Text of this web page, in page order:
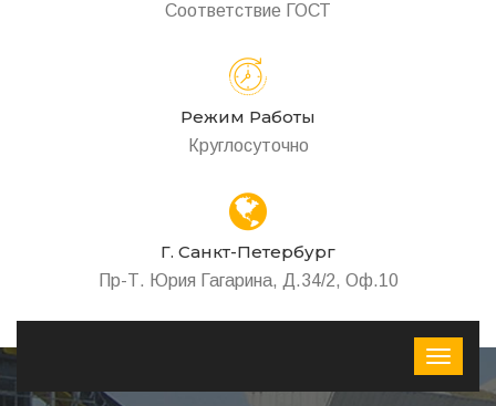
Соответствие ГОСТ
Режим Работы
Круглосуточно
Г. Санкт-Петербург
Пр-Т. Юрия Гагарина, Д.34/2, Оф.10